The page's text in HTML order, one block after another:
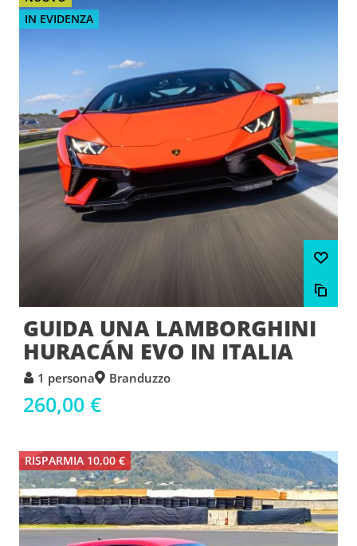
IN EVIDENZA
GUIDA UNA LAMBORGHINI
HURACÁN EVO IN ITALIA
1 persona Branduzzo
260,00 €
RISPARMIA 10,00 €